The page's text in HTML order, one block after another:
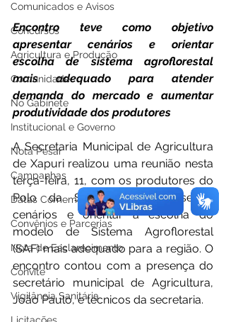
Comunicados e Avisos
Concursos
Agricultura e Produção
Comunidade
No Gabinete
Institucional e Governo
Nota Pesar
Campanhas
Datas Comemorativas
Convênios e Parcerias
Nota de Esclarecimento
Convite
Vigilância Sanitária
Encontro teve como objetivo
apresentar cenários e orientar
escolha de sistema agroflorestal
mais adequado para atender
demanda do mercado e aumentar
produtividade dos produtores
A Secretaria Municipal de Agricultura
de Xapuri realizou uma reunião nesta
terça-feira, 11, com os produtores do
Polo da Sibéria para apresentar
cenários e orientar a escolha do
modelo de Sistema Agroflorestal
(SAF) mais adequado para a região. O
encontro contou com a presença do
secretário municipal de Agricultura,
João Paulo, e técnicos da secretaria.